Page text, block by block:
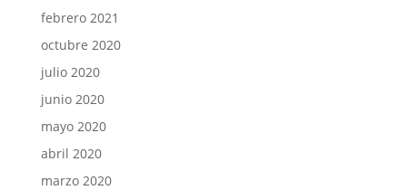
febrero 2021
octubre 2020
julio 2020
junio 2020
mayo 2020
abril 2020
marzo 2020